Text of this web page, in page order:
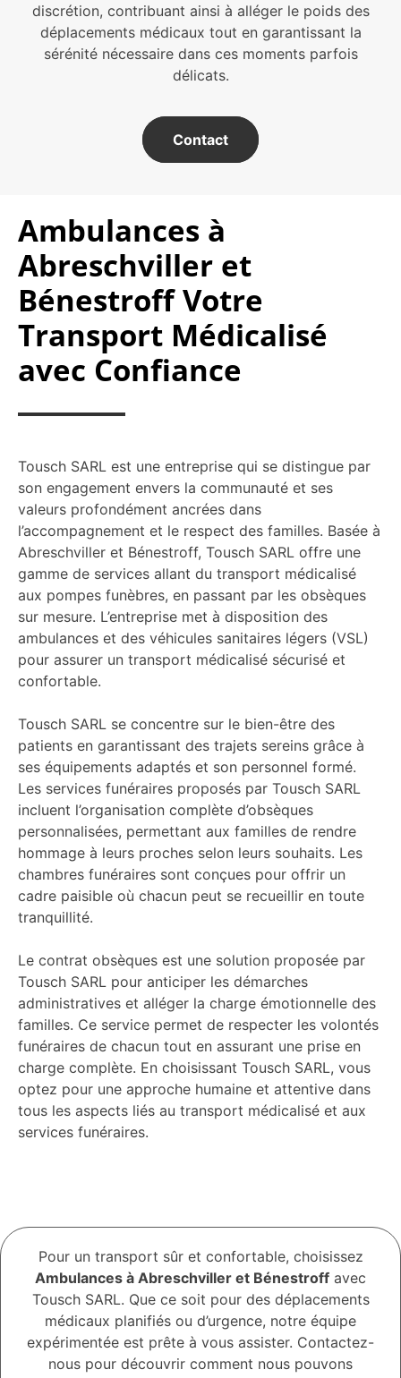
discrétion, contribuant ainsi à alléger le poids des
déplacements médicaux tout en garantissant la
sérénité nécessaire dans ces moments parfois
délicats.
Contact
Ambulances à
Abreschviller et
Bénestroff Votre
Transport Médicalisé
avec Confiance
Tousch SARL est une entreprise qui se distingue par
son engagement envers la communauté et ses
valeurs profondément ancrées dans
l’accompagnement et le respect des familles. Basée à
Abreschviller et Bénestroff, Tousch SARL offre une
gamme de services allant du transport médicalisé
aux pompes funèbres, en passant par les obsèques
sur mesure. L’entreprise met à disposition des
ambulances et des véhicules sanitaires légers (VSL)
pour assurer un transport médicalisé sécurisé et
confortable.
Tousch SARL se concentre sur le bien-être des
patients en garantissant des trajets sereins grâce à
ses équipements adaptés et son personnel formé.
Les services funéraires proposés par Tousch SARL
incluent l’organisation complète d’obsèques
personnalisées, permettant aux familles de rendre
hommage à leurs proches selon leurs souhaits. Les
chambres funéraires sont conçues pour offrir un
cadre paisible où chacun peut se recueillir en toute
tranquillité.
Le contrat obsèques est une solution proposée par
Tousch SARL pour anticiper les démarches
administratives et alléger la charge émotionnelle des
familles. Ce service permet de respecter les volontés
funéraires de chacun tout en assurant une prise en
charge complète. En choisissant Tousch SARL, vous
optez pour une approche humaine et attentive dans
tous les aspects liés au transport médicalisé et aux
services funéraires.
Pour un transport sûr et confortable, choisissez
Ambulances à Abreschviller et Bénestroff avec
Tousch SARL. Que ce soit pour des déplacements
médicaux planifiés ou d’urgence, notre équipe
expérimentée est prête à vous assister. Contactez-
nous pour découvrir comment nous pouvons